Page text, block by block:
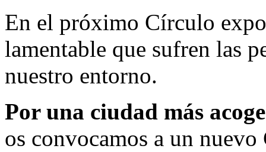
En el próximo Círculo
lamentable que sufren las
nuestro entorno.
Por una ciudad más
os convocamos a un